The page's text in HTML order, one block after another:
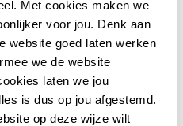
Met cookies maken we
voor jou. Denk aan
website goed laten werken
we de website
laten we jou
is dus op jou afgestemd.
op deze wijze wilt